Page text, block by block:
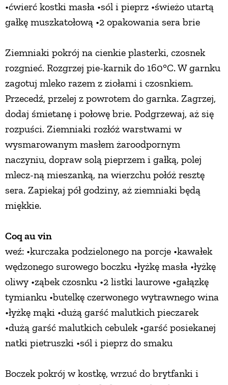
•ćwierć kostki masła •sól i pieprz •świeżo utartą
gałkę muszkatołową •2 opakowania sera brie
Ziemniaki pokrój na cienkie plasterki, czosnek
rozgnieć. Rozgrzej pie-karnik do 160°C. W garnku
zagotuj mleko razem z ziołami i czosnkiem.
Przecedź, przelej z powrotem do garnka. Zagrzej,
dodaj śmietanę i połowę brie. Podgrzewaj, aż się
rozpuści. Ziemniaki rozłóż warstwami w
wysmarowanym masłem żaroodpornym
naczyniu, dopraw solą pieprzem i gałką, polej
mlecz-ną mieszanką, na wierzchu połóż resztę
sera. Zapiekaj pół godziny, aż ziemniaki będą
miękkie.
Coq au vin
weź: •kurczaka podzielonego na porcje •kawałek
wędzonego surowego boczku •łyżkę masła •łyżkę
oliwy •ząbek czosnku •2 listki laurowe •gałązkę
tymianku •butelkę czerwonego wytrawnego wina
•łyżkę mąki •dużą garść malutkich pieczarek
•dużą garść malutkich cebulek •garść posiekanej
natki pietruszki •sól i pieprz do smaku
Boczek pokrój w kostkę, wrzuć do brytfanki i